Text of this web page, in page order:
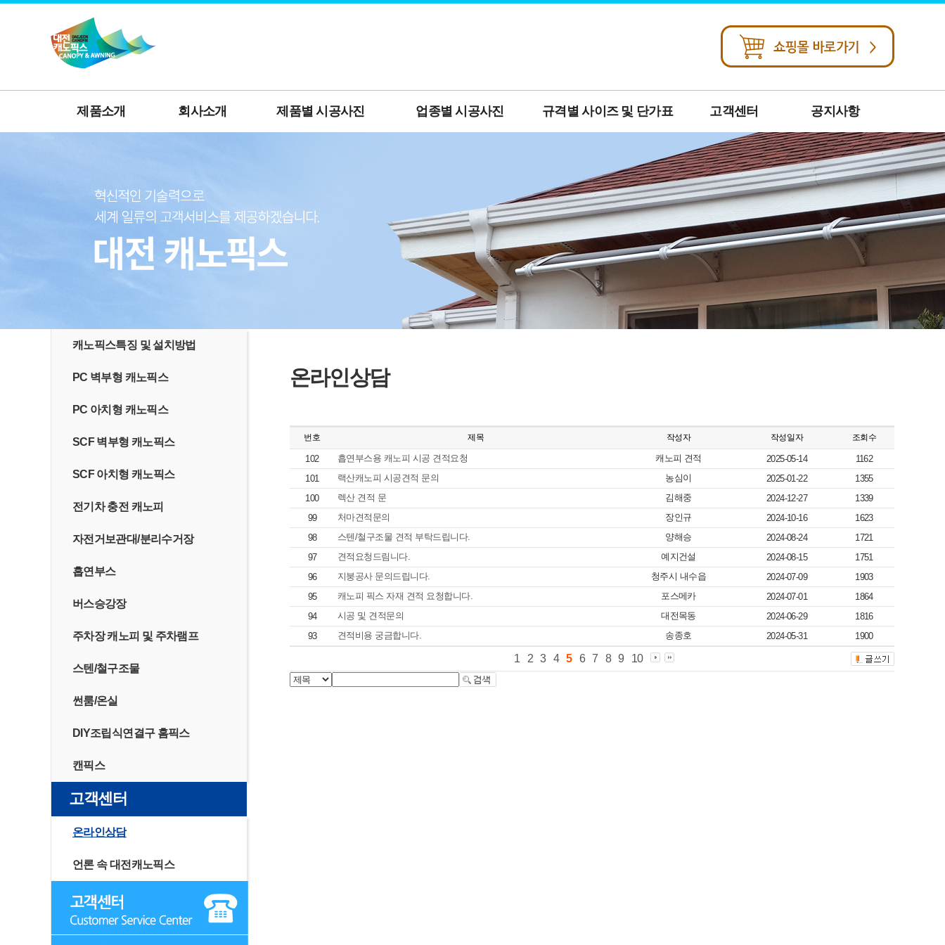
제품소개 회사소개 제품별 시공사진 업종별 시공사진 규격별 사이즈 및 단가표 고객센터 공지사항
캐노픽스특징 및 설치방법
PC 벽부형 캐노픽스
PC 아치형 캐노픽스
SCF 벽부형 캐노픽스
SCF 아치형 캐노픽스
전기차 충전 캐노피
자전거보관대/분리수거장
흡연부스
버스승강장
주차장 캐노피 및 주차램프
스텐/철구조물
썬룸/온실
DIY조립식연결구 홈픽스
캔픽스
고객센터
온라인상담
언론 속 대전캐노픽스
온라인상담
번호 제목 작성자 작성일자 조회수
102 흡연부스용 캐노피 시공 견적요청 캐노피 견적 2025-05-14
1162
101
랙산캐노피 시공견적 문의 농심이 2025-01-22
1355
100
렉산 견적 문 김해중 2024-12-27
1339
99
처마견적문의 장인규 2024-10-16
1623
98
스텐/철구조물 견적 부탁드립니다. 양해승 2024-08-24
1721
97
견적요청드림니다. 예지건설 2024-08-15
1751
96
지붕공사 문의드립니다. 청주시 내수읍 2024-07-09
1903
95
캐노피 픽스 자재 견적 요청합니다. 포스메카 2024-07-01
1864
94
시공 및 견적문의 대전목동 2024-06-29
1816
93
견적비용 궁금합니다. 송종호 2024-05-31 1900
1 2 3 4 5 6 7 8 9 10